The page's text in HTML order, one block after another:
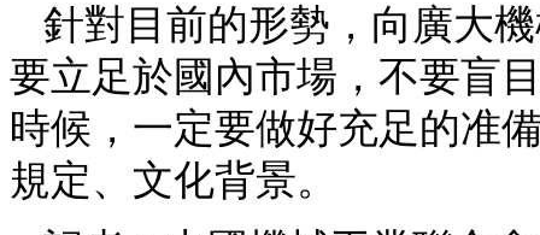
針對目前的形勢，向廣大
要立足於國內市場，不要盲
時候，一定要做好充足的准
規定、文化背景。